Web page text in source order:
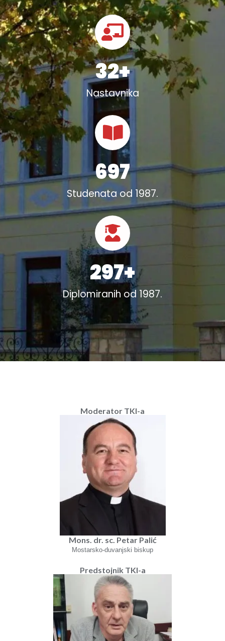
Nastavnika
32+
Studenata od 1987.
697
Diplomiranih od 1987.
297+
Moderator TKI-a
Mons. dr. sc. Petar Palić
Mostarsko-duvanjski biskup
Predstojnik TKI-a